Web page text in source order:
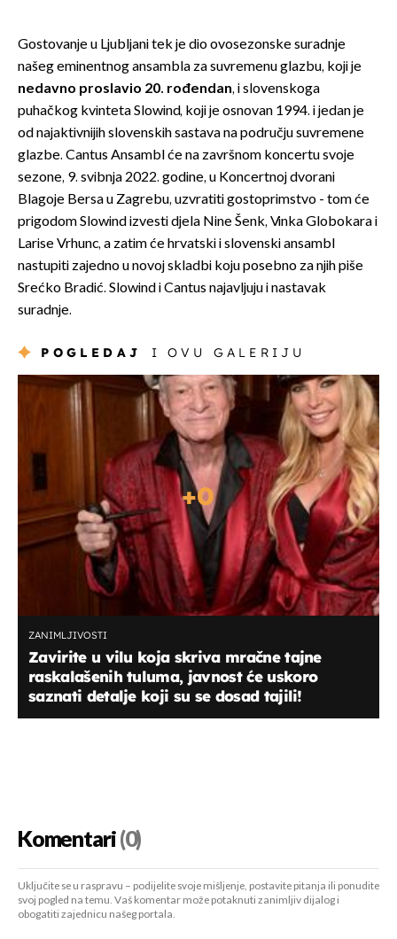
Gostovanje u Ljubljani tek je dio ovosezonske suradnje
našeg eminentnog ansambla za suvremenu glazbu, koji je
nedavno proslavio 20. rođendan, i slovenskoga
puhačkog kvinteta Slowind, koji je osnovan 1994. i jedan je
od najaktivnijih slovenskih sastava na području suvremene
glazbe. Cantus Ansambl će na završnom koncertu svoje
sezone, 9. svibnja 2022. godine, u Koncertnoj dvorani
Blagoje Bersa u Zagrebu, uzvratiti gostoprimstvo - tom će
prigodom Slowind izvesti djela Nine Šenk, Vinka Globokara i
Larise Vrhunc, a zatim će hrvatski i slovenski ansambl
nastupiti zajedno u novoj skladbi koju posebno za njih piše
Srećko Bradić. Slowind i Cantus najavljuju i nastavak
suradnje.
POGLEDAJ I OVU GALERIJU
+0
ZANIMLJIVOSTI
Zavirite u vilu koja skriva mračne tajne
raskalašenih tuluma, javnost će uskoro
saznati detalje koji su se dosad tajili!
Komentari(0)
Uključite se u raspravu – podijelite svoje mišljenje, postavite pitanja ili ponudite
svoj pogled na temu. Vaš komentar može potaknuti zanimljiv dijalog i
obogatiti zajednicu našeg portala.